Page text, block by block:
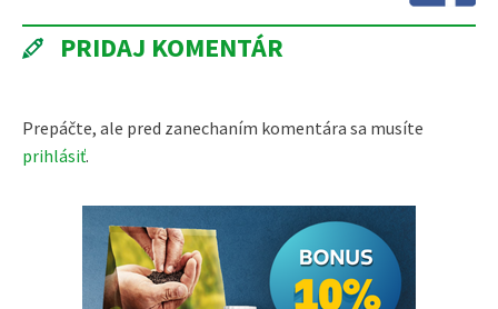
PRIDAJ KOMENTÁR
Prepáčte, ale pred zanechaním komentára sa musíte
prihlásiť.